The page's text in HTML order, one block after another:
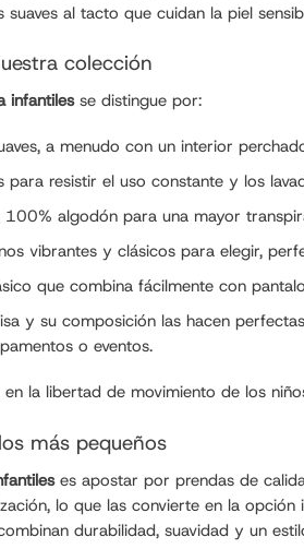
al tacto que cuidan la piel
colección
infantilesse distingue por:
a menudo con un interior
para resistir el uso constante y los
algodón para una mayor
vibrantes y clásicos para elegir,
que combina fácilmente con
y su composición las hacen
o eventos.
la libertad de movimiento de los
más pequeños
es apostar por prendas de
lo que las convierte en la
durabilidad, suavidad y un